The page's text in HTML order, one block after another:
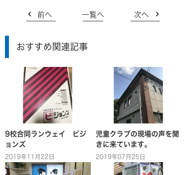
前へ 一覧へ 次へ
おすすめ関連記事
9校合同ランウェイ ビジ
ョンズ
2019年11月22日
児童クラブの現場の声を聞
きに来ています。
2019年07月25日